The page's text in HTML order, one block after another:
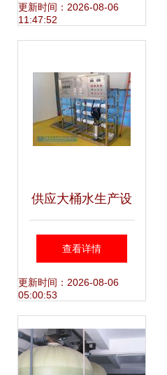
水处理设备研发前
更新时间：2026-08-06
11:47:52
供应大桶水生产设
备 环海水处理助力
水处理设备研发与
创新
查看详情
更新时间：2026-08-06
05:00:53